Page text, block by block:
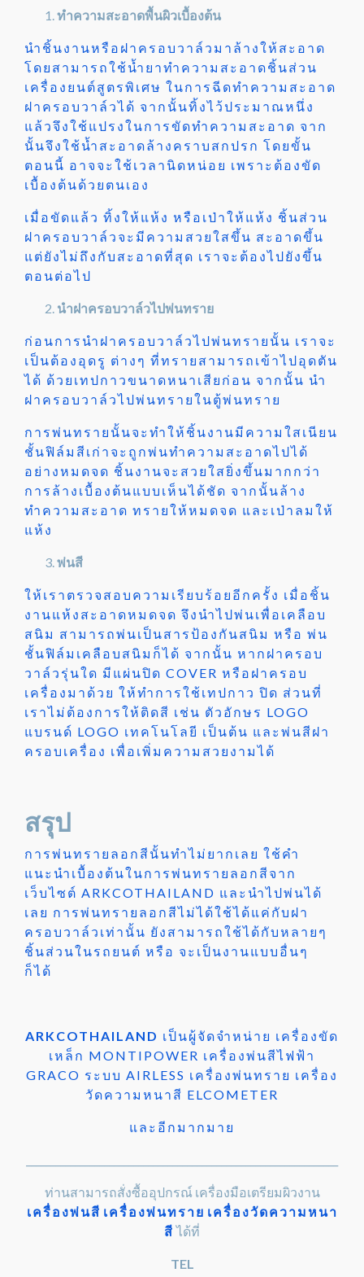
ทำความสะอาดพื้นผิวเบื้องต้น
นำชิ้นงานหรือฝาครอบวาล์วมาล้างให้สะอาด
โดยสามารถใช้น้ำยาทำความสะอาดชิ้นส่วน
เครื่องยนต์สูตรพิเศษ ในการฉีดทำความสะอาด
ฝาครอบวาล์วได้ จากนั้นทิ้งไว้ประมาณหนึ่ง
แล้วจึงใช้แปรงในการขัดทำความสะอาด จาก
นั้นจึงใช้น้ำสะอาดล้างคราบสกปรก โดยขั้น
ตอนนี้ อาจจะใช้เวลานิดหน่อย เพราะต้องขัด
เบื้องต้นด้วยตนเอง
เมื่อขัดแล้ว ทิ้งให้แห้ง หรือเป่าให้แห้ง ชิ้นส่วน
ฝาครอบวาล์วจะมีความสวยใสขึ้น สะอาดขึ้น
แต่ยังไม่ถึงกับสะอาดที่สุด เราจะต้องไปยังขึ้น
ตอนต่อไป
นำฝาครอบวาล์วไปพ่นทราย
ก่อนการนำฝาครอบวาล์วไปพ่นทรายนั้น เราจะ
เป็นต้องอุดรู ต่างๆ ที่ทรายสามารถเข้าไปอุดตัน
ได้ ด้วยเทปกาวขนาดหนาเสียก่อน จากนั้น นำ
ฝาครอบวาล์วไปพ่นทรายในตู้พ่นทราย
การพ่นทรายนั้นจะทำให้ชิ้นงานมีความใสเนียน
ชั้นฟิล์มสีเก่าจะถูกพ่นทำความสะอาดไปได้
อย่างหมดจด ชิ้นงานจะสวยใสยิ่งขึ้นมากกว่า
การล้างเบื้องต้นแบบเห็นได้ชัด จากนั้นล้าง
ทำความสะอาด ทรายให้หมดจด และเป่าลมให้
แห้ง
พ่นสี
ให้เราตรวจสอบความเรียบร้อยอีกครั้ง เมื่อชิ้น
งานแห้งสะอาดหมดจด จึงนำไปพ่นเพื่อเคลือบ
สนิม สามารถพ่นเป็นสารป้องกันสนิม หรือ พ่น
ชั้นฟิล์มเคลือบสนิมก็ได้ จากนั้น หากฝาครอบ
วาล์วรุ่นใด มีแผ่นปิด COVER หรือฝาครอบ
เครื่องมาด้วย ให้ทำการใช้เทปกาว ปิด ส่วนที่
เราไม่ต้องการให้ติดสี เช่น ตัวอักษร LOGO
แบรนด์ LOGO เทคโนโลยี เป็นต้น และพ่นสีฝา
ครอบเครื่อง เพื่อเพิ่มความสวยงามได้
สรุป
การพ่นทรายลอกสีนั้นทำไม่ยากเลย ใช้คำ
แนะนำเบื้องต้นในการพ่นทรายลอกสีจาก
เว็บไซต์ ARKCOTHAILAND และนำไปพ่นได้
เลย การพ่นทรายลอกสีไม่ได้ใช้ได้แค่กับฝา
ครอบวาล์วเท่านั้น ยังสามารถใช้ได้กับหลายๆ
ชิ้นส่วนในรถยนต์ หรือ จะเป็นงานแบบอื่นๆ
ก็ได้
ARKCOTHAILAND เป็นผู้จัดจำหน่าย เครื่องขัด
เหล็ก MONTIPOWER เครื่องพ่นสีไฟฟ้า
GRACO ระบบ AIRLESS เครื่องพ่นทราย เครื่อง
วัดความหนาสี ELCOMETER
และอีกมากมาย
ท่านสามารถสั่งซื้ออุปกรณ์ เครื่องมือเตรียมผิวงาน
เครื่องพ่นสี เครื่องพ่นทราย เครื่องวัดความหนา
สี ได้ที่
TEL